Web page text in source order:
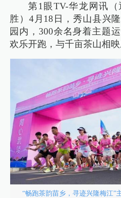
第1眼TV-华龙网讯
胜）4月18日，秀山县兴
园内，300余名身着主题
欢乐开跑，与千亩茶山相映
“畅跑茶韵苗乡，寻迹兴隆梅江”